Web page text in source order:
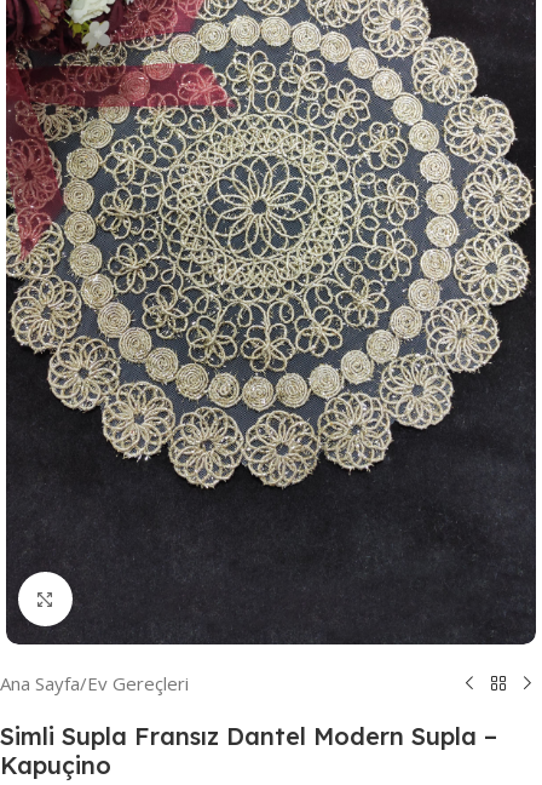
Resmi Büyüt
Ana Sayfa/Ev Gereçleri
Simli Supla Fransız Dantel Modern Supla –
Kapuçino